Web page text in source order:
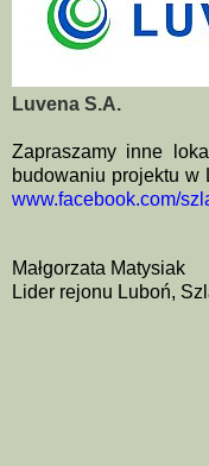
Luvena S.A.
Zapraszamy inne
budowaniu projektu w
www.facebook.com/
Małgorzata Matysiak
Lider rejonu Luboń,